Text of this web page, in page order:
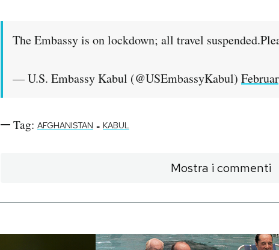
The Embassy is on lockdown; all travel
— U.S. Embassy Kabul (@USEmbassyKabul)
Tag: AFGHANISTAN - KABUL
Mostra i commenti